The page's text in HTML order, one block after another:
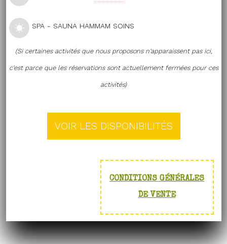
SPA - SAUNA HAMMAM SOINS
(Si certaines activités que nous proposons n'apparaissent pas ici,
c'est parce que les réservations sont actuellement fermées pour ces
activités)
CONDITIONS GÉNÉRALES
DE VENTE